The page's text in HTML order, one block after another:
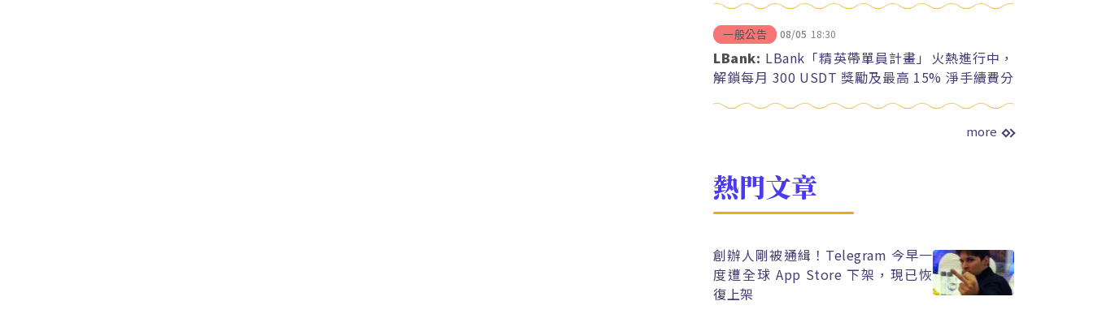
一般公告 08/05 18:30
LBank: LBank「精英帶單員計畫」火熱進行中，
解鎖每月 300 USDT 獎勵及最高 15% 淨手續費分
more
熱門文章
創辦人剛被通緝！Telegram 今早一
度遭全球 App Store 下架，現已恢
復上架